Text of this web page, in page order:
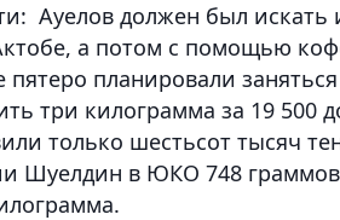
Ауелов должен был искать
а потом с помощью
планировали
три килограмма за 19 500
только шестьсот тысяч
Шуелдин в ЮКО 748